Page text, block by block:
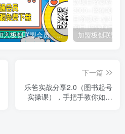
加入极创联盟会员，全站资源免费学习。
下一篇
乐爸实战分享2.0（图书起号
实操课），手把手教你如何